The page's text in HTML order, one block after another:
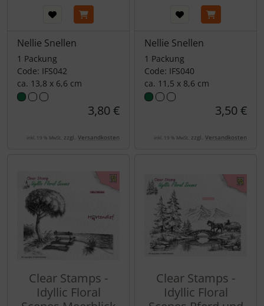
Nellie Snellen
1 Packung
Code: IFS042
ca. 13,8 x 6,6 cm
3,80 €
inkl. 19 % MwSt. zzgl. Versandkosten
Nellie Snellen
1 Packung
Code: IFS040
ca. 11,5 x 8,6 cm
3,50 €
inkl. 19 % MwSt. zzgl. Versandkosten
Clear Stamps -
Idyllic Floral
Clear Stamps -
Idyllic Floral